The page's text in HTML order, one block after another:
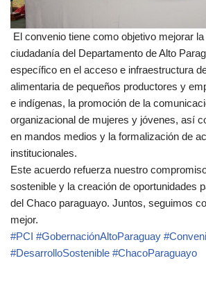
El convenio tiene como objetivo mejorar
ciudadanía del Departamento de Alto
específico en el acceso e infraestructura
alimentaria de pequeños productores y
e indígenas, la promoción de la
organizacional de mujeres y jóvenes, así
en mandos medios y la formalización de
institucionales.
Este acuerdo refuerza nuestro
sostenible y la creación de oportunidades
del Chaco paraguayo. Juntos, seguimos
mejor.
#PCI #GobernaciónAltoParaguay
#DesarrolloSostenible #ChacoParaguayo